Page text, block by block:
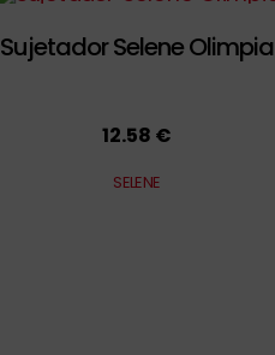
Sujetador Selene Olimpia
12.58 €
SELENE